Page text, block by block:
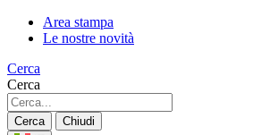
Area stampa
Le nostre novità
Cerca
Cerca
Cerca
Chiudi